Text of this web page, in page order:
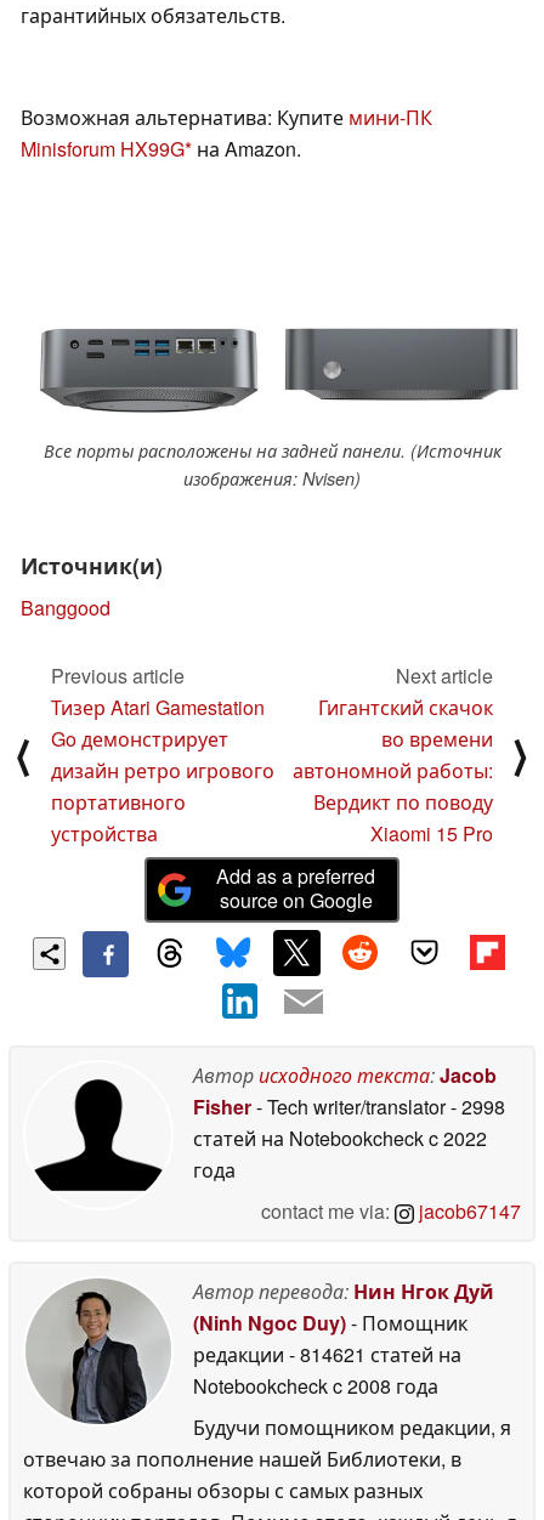
гарантийных обязательств.
Возможная альтернатива: Купите мини-ПК
Minisforum HX99G на Amazon.
Все порты расположены на задней панели. (Источник
изображения: Nvisen)
Источник(и)
Banggood
⟨
Previous article
Тизер Atari Gamestation
Go демонстрирует
дизайн ретро игрового
портативного
устройства
Next article
Гигантский скачок
во времени
автономной работы:
Вердикт по поводу
Xiaomi 15 Pro
⟩
Add as a preferred
source on Google
Авторисходного текста:Jacob
Fisher- Tech writer/translator- 2998
статей на Notebookcheckc 2022
года
contact me via:
jacob67147
Автор перевода: Нин Нгок Дуй
(Ninh Ngoc Duy)- Помощник
редакции - 814621 статей на
Notebookcheckc 2008 года
Будучи помощником редакции, я
отвечаю за пополнение нашей Библиотеки, в
которой собраны обзоры с самых разных